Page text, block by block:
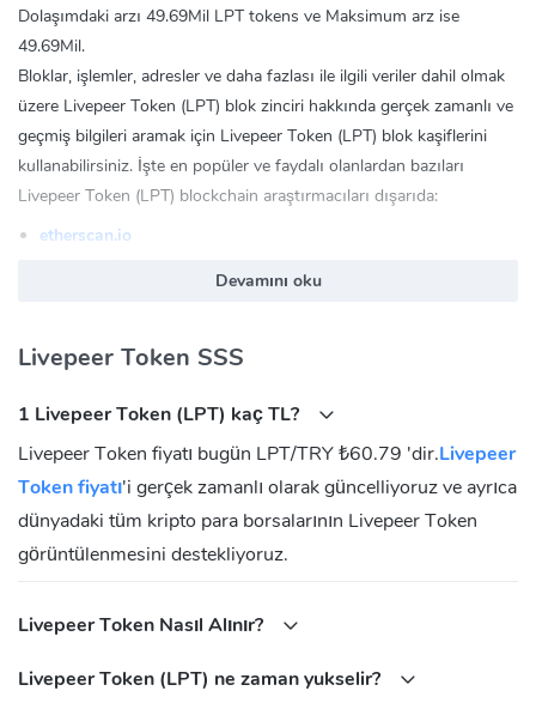
Dolaşımdaki arzı 49.69Mil LPT tokens ve Maksimum arz ise
49.69Mil.
Bloklar, işlemler, adresler ve daha fazlası ile ilgili veriler dahil olmak
üzere Livepeer Token (LPT) blok zinciri hakkında gerçek zamanlı ve
geçmiş bilgileri aramak için Livepeer Token (LPT) blok kaşiflerini
kullanabilirsiniz. İşte en popüler ve faydalı olanlardan bazıları
Livepeer Token (LPT) blockchain araştırmacıları dışarıda:
etherscan.io
Livepeer Token (LPT) Topluluk
Twitter:https://twitter.com/LivepeerOrg
Reddit: https://www.reddit.com/r/livepeer
Telegram:https://t.me/livepeer
Livepeer Token (LPT) Sözleşmeler
Devamını oku
Livepeer Token SSS
1 Livepeer Token (LPT) kaç TL?
Livepeer Token fiyatı bugün LPT/TRY ₺60.79 'dir.Livepeer
Token fiyatı'i gerçek zamanlı olarak güncelliyoruz ve ayrıca
dünyadaki tüm kripto para borsalarının Livepeer Token
görüntülenmesini destekliyoruz.
Livepeer Token Nasıl Alınır?
Livepeer Token (LPT) ne zaman yukselir?